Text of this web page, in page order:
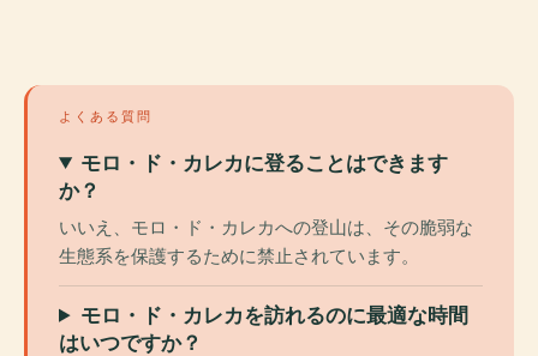
よくある質問
モロ・ド・カレカに登ることはできます
か？
いいえ、モロ・ド・カレカへの登山は、その脆弱な
生態系を保護するために禁止されています。
モロ・ド・カレカを訪れるのに最適な時間
はいつですか？